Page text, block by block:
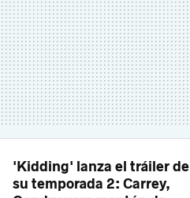
'Kidding' lanza el tráiler de
su temporada 2: Carrey,